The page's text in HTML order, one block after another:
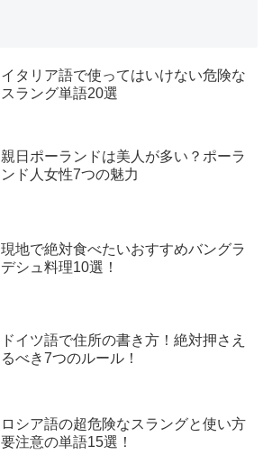
イタリア語で使ってはいけない危険な
スラング単語20選
親日ポーランドは美人が多い？ポーラ
ンド人女性7つの魅力
現地で絶対食べたいおすすめバングラ
デシュ料理10選！
ドイツ語で住所の書き方！絶対押さえ
るべき7つのルール！
ロシア語の超危険なスラングと使い方
要注意の単語15選！